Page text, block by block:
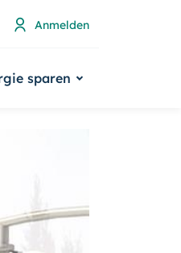
Anmelden
sparen